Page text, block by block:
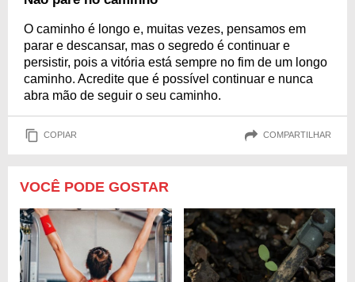
O caminho é longo e, muitas vezes, pensamos em
parar e descansar, mas o segredo é continuar e
persistir, pois a vitória está sempre no fim de um longo
caminho. Acredite que é possível continuar e nunca
abra mão de seguir o seu caminho.
COPIAR COMPARTILHAR
VOCÊ PODE GOSTAR